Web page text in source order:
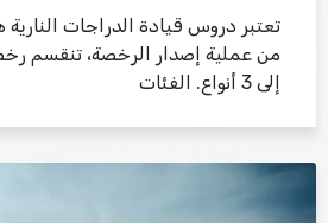
تعتبر دروس قيادة الدراجات
من عملية إصدار الرخصة، تنقسم
إلى 3 أنواع. الفئات